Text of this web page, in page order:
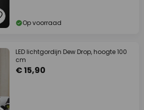
Op voorraad
LED lichtgordijn Dew Drop, hoogte 100
cm
€ 15,90